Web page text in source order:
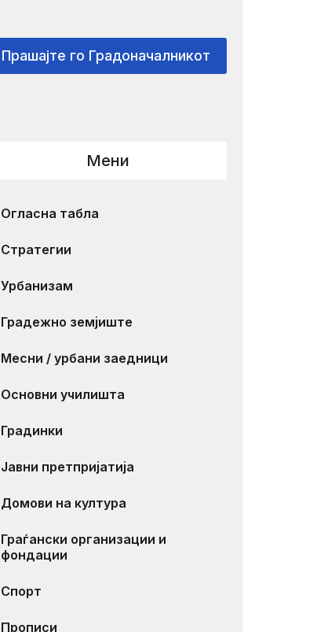
Прашајте го Градоначалникот
Мени
Огласна табла
Стратегии
Урбанизам
Градежно земјиште
Месни / урбани заедници
Основни училишта
Градинки
Јавни претпријатија
Домови на култура
Граѓански организации и
фондации
Спорт
Прописи